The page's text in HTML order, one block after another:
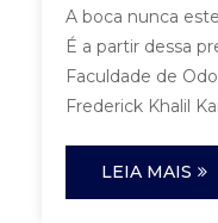
A boca nunca
É a partir dessa
Faculdade de
Frederick Khalil
LEIA MAIS